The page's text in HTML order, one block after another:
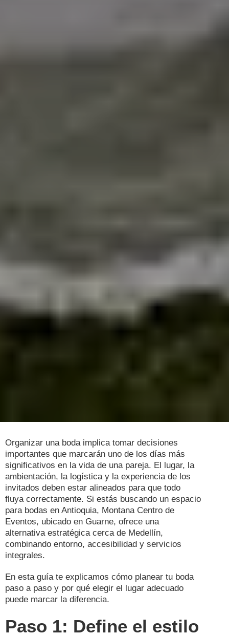
Organizar una boda implica tomar decisiones
importantes que marcarán uno de los días más
significativos en la vida de una pareja. El lugar, la
ambientación, la logística y la experiencia de los
invitados deben estar alineados para que todo
fluya correctamente. Si estás buscando un espacio
para bodas en Antioquia, Montana Centro de
Eventos, ubicado en Guarne, ofrece una
alternativa estratégica cerca de Medellín,
combinando entorno, accesibilidad y servicios
integrales.
En esta guía te explicamos cómo planear tu boda
paso a paso y por qué elegir el lugar adecuado
puede marcar la diferencia.
Paso 1: Define el estilo